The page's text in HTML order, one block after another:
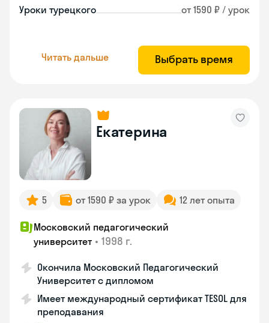
Уроки турецкого от 1590 ₽ / урок
Читать дальше Выбрать время
Екатерина
5 от 1590 ₽ за урок 12 лет опыта
Московский педагогический
университет • 1998 г.
Окончила Московский Педагогический
Университет с дипломом
Имеет международный сертификат TESOL для
преподавания